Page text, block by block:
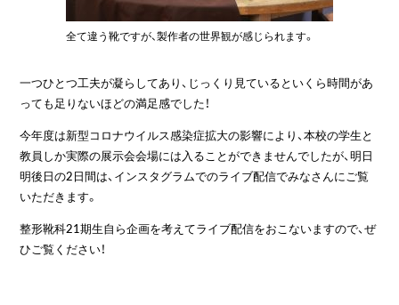
全て違う靴ですが、製作者の世界観が感じられます。
一つひとつ工夫が凝らしてあり、じっくり見ているといくら時間があ
っても足りないほどの満足感でした！
今年度は新型コロナウイルス感染症拡大の影響により、本校の学生と
教員しか実際の展示会会場には入ることができませんでしたが、明日
明後日の2日間は、インスタグラムでのライブ配信でみなさんにご覧
いただきます。
整形靴科21期生自ら企画を考えてライブ配信をおこないますので、ぜ
ひご覧ください！